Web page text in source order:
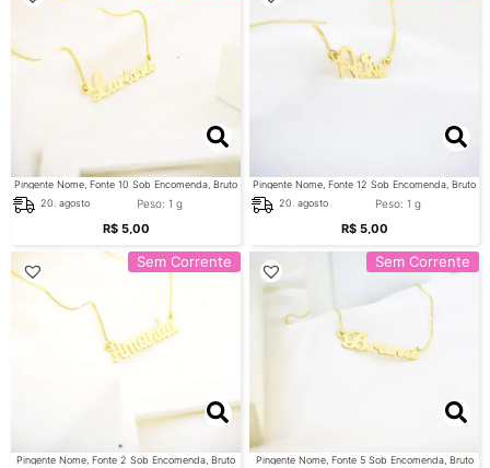
Pingente Nome, Fonte 10 Sob Encomenda, Bruto
20. agosto
Peso: 1 g
R$5,00
Pingente Nome, Fonte 12 Sob Encomenda, Bruto
20. agosto
Peso: 1 g
R$5,00
Sem Corrente
Pingente Nome, Fonte 2 Sob Encomenda, Bruto
Sem Corrente
Pingente Nome, Fonte 5 Sob Encomenda, Bruto